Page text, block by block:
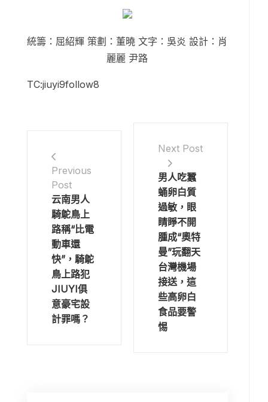
統籌：屈紹輝 策劃：董曉 文字：吳炎 設計：肖
麗麗 尹路
TC:jiuyi9follow8
Previous
Post
云南男人
騎鴕鳥上
路稱“比電
動車還
快”，騎鴕
鳥上路犯
JIUYI俱
意豪宅設
計罪嗎？
Next Post
男人吃蠶
蛹卵白質
過敏，眼
睛睜不開
腫成“奧特
曼”玩翻天
台灣機場
接送，這
些高卵白
食品要警
惕